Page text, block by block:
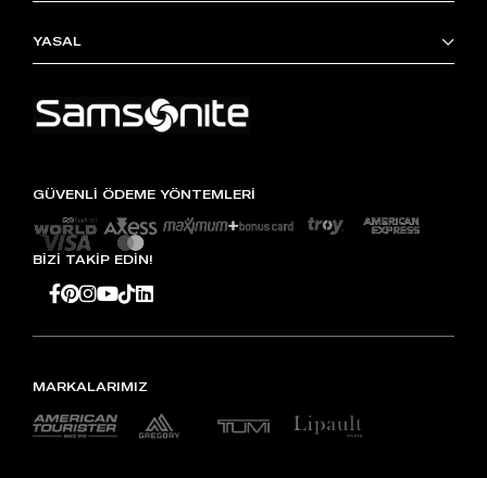
YASAL
GÜVENLİ ÖDEME YÖNTEMLERİ
BİZİ TAKİP EDİN!
MARKALARIMIZ